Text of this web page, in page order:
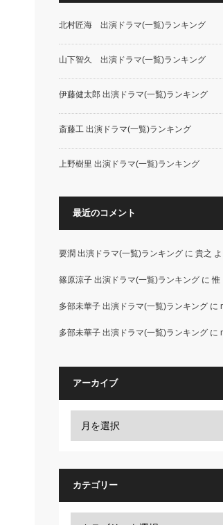
北村匠海 出演ドラマ(一覧)ランキング
山下智久 出演ドラマ(一覧)ランキング
伊藤健太郎 出演ドラマ(一覧)ランキング
斎藤工 出演ドラマ(一覧)ランキング
上野樹里 出演ドラマ(一覧)ランキング
最近のコメント
要潤 出演ドラマ(一覧)ランキングに 貴之
篠原涼子 出演ドラマ(一覧)ランキングに惟
多部未華子 出演ドラマ(一覧)ランキングに
多部未華子 出演ドラマ(一覧)ランキングに
アーカイブ
カテゴリー